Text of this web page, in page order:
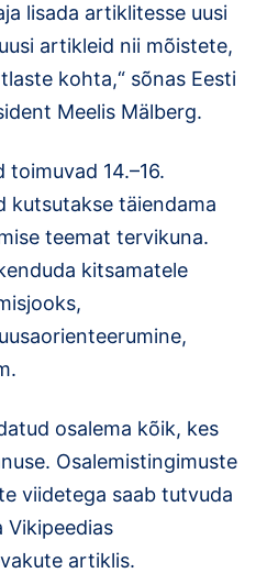
OTSI
lisada artiklitesse uusi
artikleid nii mõistete,
kohta,“ sõnas Eesti
Meelis Mälberg.
toimuvad 14.–16.
kutsutakse täiendama
teemat tervikuna.
kitsamatele
osalema kõik, kes
Osalemistingimuste
viidetega saab tutvuda
Vikipeedias
artiklis.